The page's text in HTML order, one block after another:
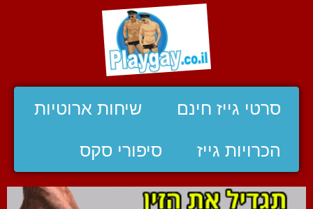
סרטי גייז חינם שיחות ארוטיות
הכרויות גייז סיפורי סקס